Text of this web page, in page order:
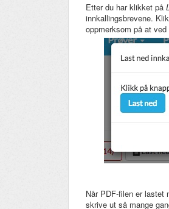
Etter du har klikket på
innkallingsbrevene.
oppmerksom på at
Når PDF-filen er lastet
skrive ut så mange